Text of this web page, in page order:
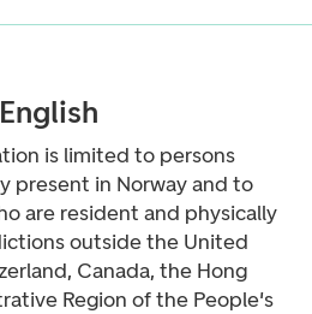
is limited to persons
present in Norway and to
are resident and physically
outside the United
Canada, the Hong
Region of the People's